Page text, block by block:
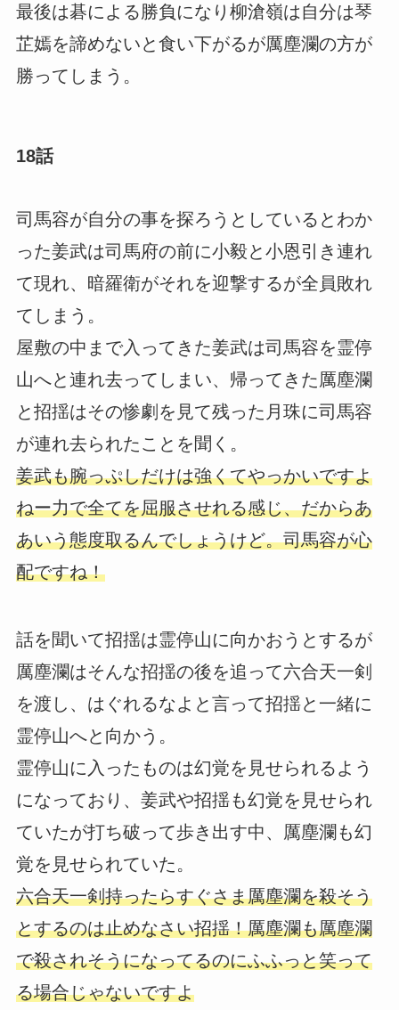
最後は碁による勝負になり柳滄嶺は自分は琴
芷嫣を諦めないと食い下がるが厲塵瀾の方が
勝ってしまう。
18話
司馬容が自分の事を探ろうとしているとわか
った姜武は司馬府の前に小毅と小恩引き連れ
て現れ、暗羅衛がそれを迎撃するが全員敗れ
てしまう。
屋敷の中まで入ってきた姜武は司馬容を霊停
山へと連れ去ってしまい、帰ってきた厲塵瀾
と招揺はその惨劇を見て残った月珠に司馬容
が連れ去られたことを聞く。
姜武も腕っぷしだけは強くてやっかいですよ
ねー力で全てを屈服させれる感じ、だからあ
あいう態度取るんでしょうけど。司馬容が心
配ですね！
話を聞いて招揺は霊停山に向かおうとするが
厲塵瀾はそんな招揺の後を追って六合天一剣
を渡し、はぐれるなよと言って招揺と一緒に
霊停山へと向かう。
霊停山に入ったものは幻覚を見せられるよう
になっており、姜武や招揺も幻覚を見せられ
ていたが打ち破って歩き出す中、厲塵瀾も幻
覚を見せられていた。
六合天一剣持ったらすぐさま厲塵瀾を殺そう
とするのは止めなさい招揺！厲塵瀾も厲塵瀾
で殺されそうになってるのにふふっと笑って
る場合じゃないですよ